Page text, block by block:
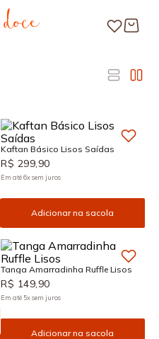
Kaftan Básico Lisos Saídas
R$ 299,90
Em até6xsem juros
Adicionar na sacola
Tanga Amarradinha Ruffle Lisos
R$ 149,90
Em até 5xsem juros
Adicionar na sacola